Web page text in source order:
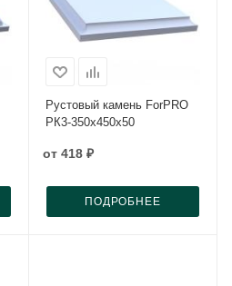
Рустовый камень ForPRO
РК3-350х450х50
от 418 ₽
ПОДРОБНЕЕ